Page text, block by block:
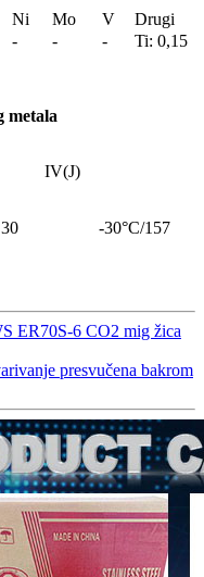
Ni Mo V
Drugi
- - - Ti: 0,15
metala
IV(J)
30 -30°C/157
ER70S-6 CO2 mig žica
presvučena bakrom